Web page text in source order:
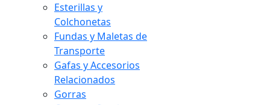
Esterillas y
Colchonetas
Fundas y Maletas de
Transporte
Gafas y Accesorios
Relacionados
Gorras